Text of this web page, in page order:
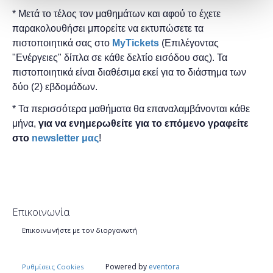
* Μετά το τέλος τον μαθημάτων και αφού το έχετε
παρακολουθήσει μπορείτε να εκτυπώσετε τα
πιστοποιητικά ​σας στο MyTickets (Επιλέγοντας
"Ενέργειες" δίπλα σε κάθε δελτίο εισόδου σας). Τα
πιστοποιητικά είναι διαθέσιμα εκεί για το διάστημα των
δύο (2) εβδομάδων.
* Τα περισσότερα μαθήματα θα επαναλαμβάνονται κάθε
μήνα, για να ενημερωθείτε για το επόμενο γραφείτε
στο newsletter μας!
Επικοινωνία
Επικοινωνήστε με τον διοργανωτή
Powered by eventora
Ρυθμίσεις Cookies